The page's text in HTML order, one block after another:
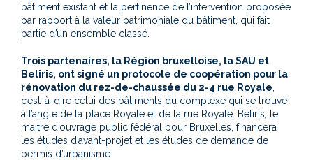
bâtiment existant et la pertinence de l’intervention proposée
par rapport à la valeur patrimoniale du bâtiment, qui fait
partie d’un ensemble classé.
Trois partenaires, la Région bruxelloise, la SAU et
Beliris, ont signé un protocole de coopération pour la
rénovation du rez-de-chaussée du 2-4 rue Royale
c’est-à-dire celui des bâtiments du complexe qui se trouve
à l’angle de la place Royale et de la rue Royale. Beliris, le
maitre d’ouvrage public fédéral pour Bruxelles, financera
les études d’avant-projet et les études de demande de
permis d’urbanisme.